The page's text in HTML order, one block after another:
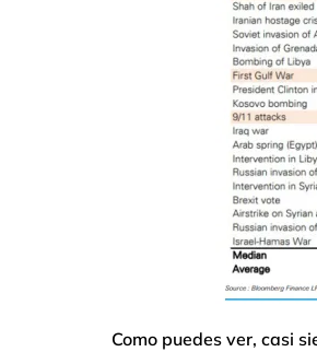
Como puedes ver, casi